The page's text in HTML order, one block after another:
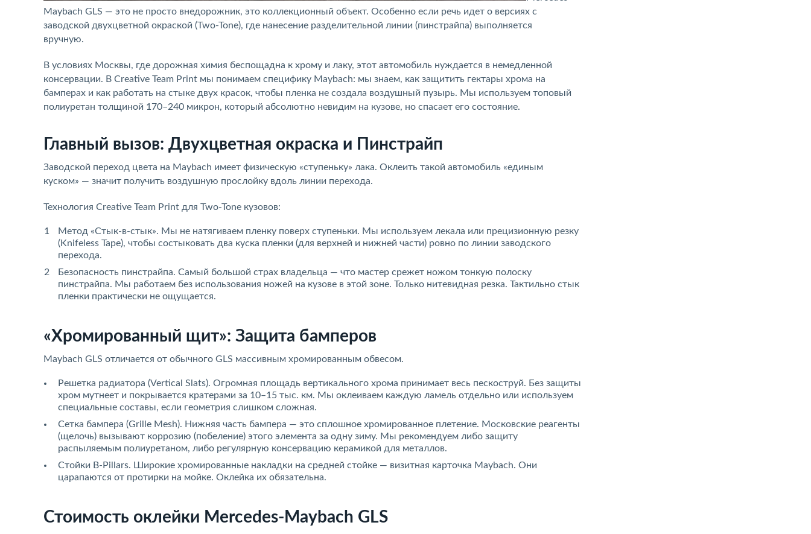
Maybach GLS — это не просто внедорожник, это коллекционный объект. Особенно если речь идет о версиях с
заводской двухцветной окраской (Two-Tone), где нанесение разделительной линии (пинстрайпа) выполняется
вручную.
В условиях Москвы, где дорожная химия беспощадна к хрому и лаку, этот автомобиль нуждается в немедленной
консервации. В Creative Team Print мы понимаем специфику Maybach: мы знаем, как защитить гектары хрома на
бамперах и как работать на стыке двух красок, чтобы пленка не создала воздушный пузырь. Мы используем топовый
полиуретан толщиной 170–240 микрон, который абсолютно невидим на кузове, но спасает его состояние.
Главный вызов: Двухцветная окраска и Пинстрайп
Заводской переход цвета на Maybach имеет физическую «ступеньку» лака. Оклеить такой автомобиль «единым
куском» — значит получить воздушную прослойку вдоль линии перехода.
Технология Creative Team Print для Two-Tone кузовов:
Метод «Стык-в-стык». Мы не натягиваем пленку поверх ступеньки. Мы используем лекала или прецизионную резку
(Knifeless Tape), чтобы состыковать два куска пленки (для верхней и нижней части) ровно по линии заводского
перехода.
Безопасность пинстрайпа. Самый большой страх владельца — что мастер срежет ножом тонкую полоску
пинстрайпа. Мы работаем без использования ножей на кузове в этой зоне. Только нитевидная резка. Тактильно стык
пленки практически не ощущается.
«Хромированный щит»: Защита бамперов
Maybach GLS отличается от обычного GLS массивным хромированным обвесом.
Решетка радиатора (Vertical Slats). Огромная площадь вертикального хрома принимает весь пескоструй. Без защиты
хром мутнеет и покрывается кратерами за 10–15 тыс. км. Мы оклеиваем каждую ламель отдельно или используем
специальные составы, если геометрия слишком сложная.
Сетка бампера (Grille Mesh). Нижняя часть бампера — это сплошное хромированное плетение. Московские реагенты
(щелочь) вызывают коррозию (побеление) этого элемента за одну зиму. Мы рекомендуем либо защиту
распыляемым полиуретаном, либо регулярную консервацию керамикой для металлов.
Стойки B-Pillars. Широкие хромированные накладки на средней стойке — визитная карточка Maybach. Они
царапаются от протирки на мойке. Оклейка их обязательна.
Стоимость оклейки Mercedes-Maybach GLS